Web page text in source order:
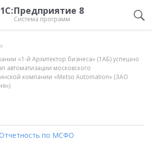
1С:Предприятие 8
Система программ
«1-й Архитектор бизнеса» (1АБ) успешно
автоматизации московского
компании «Metso Automation» (ЗАО
по МСФО